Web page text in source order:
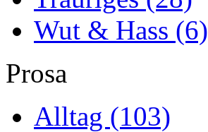
Wut & Hass (6)
Prosa
Alltag (103)